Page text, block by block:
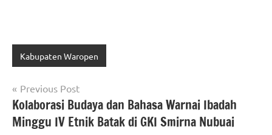
Kabupaten Waropen
Navigasi
pos
Previous Post
Kolaborasi Budaya dan Bahasa Warnai Ibadah
Minggu IV Etnik Batak di GKI Smirna Nubuai